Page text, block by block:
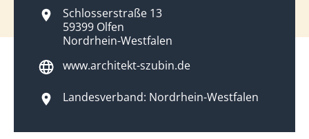
Schlosserstraße 13
59399 Olfen
Nordrhein-Westfalen
www.architekt-szubin.de
Landesverband: Nordrhein-Westfalen